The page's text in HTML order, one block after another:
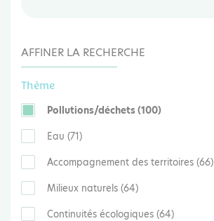
AFFINER LA RECHERCHE
Thème
Pollutions/déchets (100)
Eau (71)
Accompagnement des territoires (66)
Milieux naturels (64)
Continuités écologiques (64)